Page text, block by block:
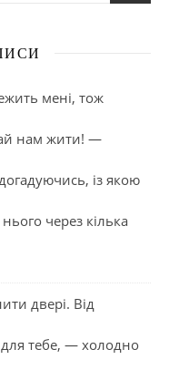
мені, тож
нам жити! —
із якою
через кілька
двері. Від
тебе, — холодно